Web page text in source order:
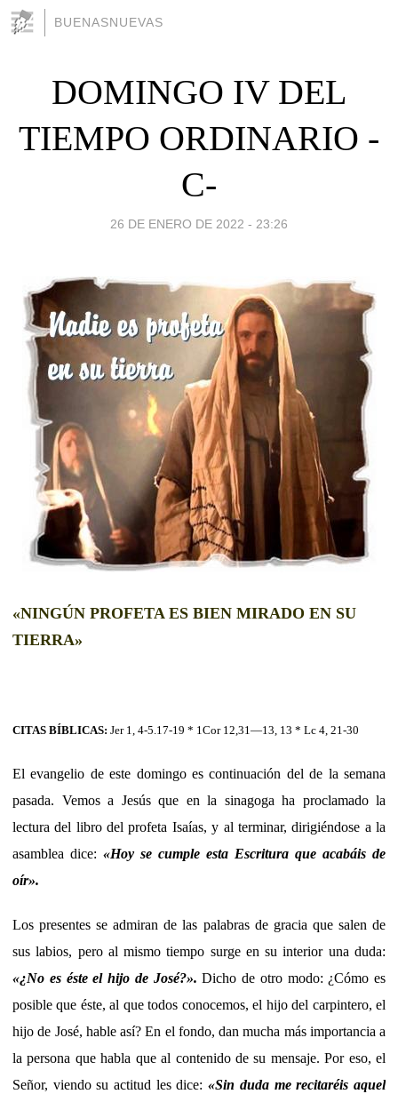
BUENASNUEVAS
DOMINGO IV DEL
TIEMPO ORDINARIO -
C-
26 DE ENERO DE 2022 - 23:26
«NINGÚN PROFETA ES BIEN MIRADO EN SU
TIERRA»
CITAS BÍBLICAS: Jer 1, 4-5.17-19 * 1Cor 12,31—13, 13 * Lc 4, 21-30
El evangelio de este domingo es continuación del de la semana
pasada. Vemos a Jesús que en la sinagoga ha proclamado la
lectura del libro del profeta Isaías, y al terminar, dirigiéndose a la
asamblea dice: «Hoy se cumple esta Escritura que acabáis de
oír».
Los presentes se admiran de las palabras de gracia que salen de
sus labios, pero al mismo tiempo surge en su interior una duda:
«¿No es éste el hijo de José?».Dicho de otro modo: ¿Cómo es
posible que éste, al que todos conocemos, el hijo del carpintero, el
hijo de José, hable así? En el fondo, dan mucha más importancia a
la persona que habla que al contenido de su mensaje. Por eso, el
Señor, viendo su actitud les dice:«Sin duda me recitaréis aquel